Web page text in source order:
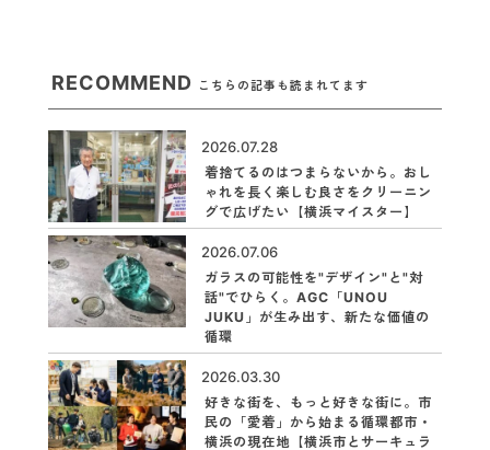
RECOMMEND こちらの記事も読まれてます
2026.07.28
着捨てるのはつまらないから。おし
ゃれを長く楽しむ良さをクリーニン
グで広げたい【横浜マイスター】
2026.07.06
ガラスの可能性を"デザイン"と"対
話"でひらく。AGC「UNOU
JUKU」が生み出す、新たな価値の
循環
2026.03.30
好きな街を、もっと好きな街に。市
民の「愛着」から始まる循環都市・
横浜の現在地【横浜市とサーキュラ